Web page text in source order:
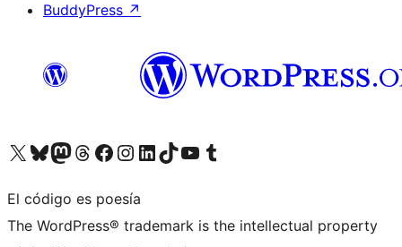
BuddyPress ↗
Visita nuestra cuenta de X (anteriormente Twitter)
Visita nuestra cuenta de Bluesky
Visita nuestra cuenta de Mastodon
Visita nuestra cuenta de Threads
Visita nuestra página de Facebook
Visita nuestra cuenta de Instagram
Visita nuestra cuenta de LinkedIn
Visita nuestra cuenta de TikTok
Visita nuestro canal de YouTube
Visita nuestra cuenta de Tumblr
El código es poesía
The WordPress® trademark is the intellectual property